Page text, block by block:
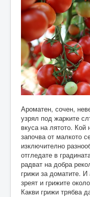
Ароматен, сочен,
узрял под жарките
вкуса на лятото. Кой
започва от малкото
изключително
отгледате в
радват на добра
грижи за доматите.
зреят и грижите
Какви грижи трябва